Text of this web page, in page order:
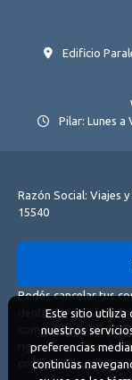
Edificio
Pilar: Lunes a
Razón Social: Viajes
15540
Podés cancelar tus
dentro de un plazo
compra (Disp.954/
rigen por política
contratación.
Este sitio utiliza
nuestros
preferencias
continúas